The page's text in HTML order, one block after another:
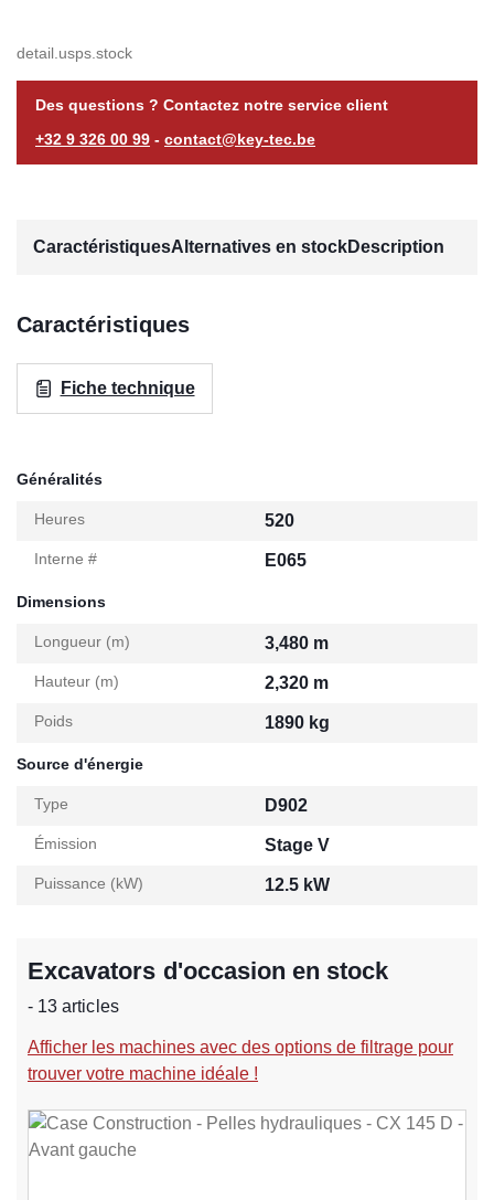
detail.usps.stock
Des questions ? Contactez notre service client
+32 9 326 00 99 - contact@key-tec.be
CaractéristiquesAlternatives en stockDescription
Caractéristiques
Fiche technique
Généralités
Heures 520
Interne # E065
Dimensions
Longueur (m) 3,480 m
Hauteur (m) 2,320 m
Poids 1890 kg
Source d'énergie
Type D902
Émission Stage V
Puissance (kW) 12.5 kW
Excavators d'occasion en stock
- 13 articles
Afficher les machines avec des options de filtrage pour
trouver votre machine idéale !